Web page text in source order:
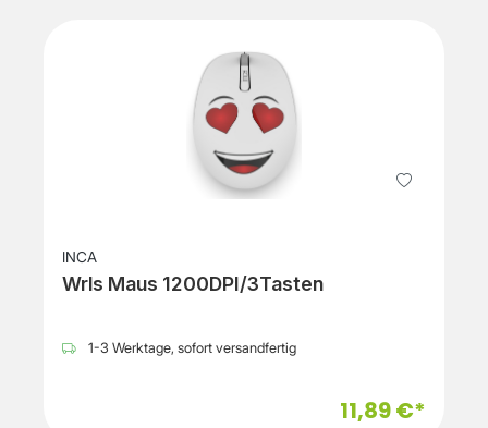
INCA
Wrls Maus 1200DPI/3Tasten
1-3 Werktage, sofort versandfertig
11,89 €*